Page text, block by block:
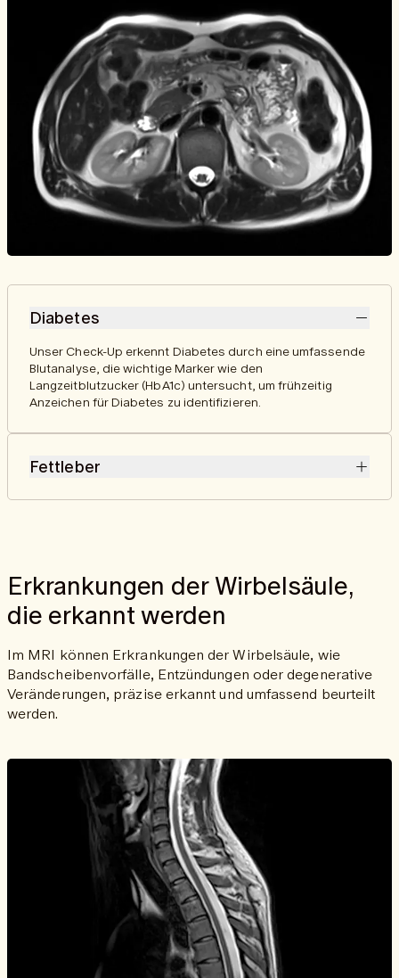
Diabetes
Unser Check-Up erkennt Diabetes durch eine umfassende
Blutanalyse, die wichtige Marker wie den
Langzeitblutzucker (HbA1c) untersucht, um frühzeitig
Anzeichen für Diabetes zu identifizieren.
Fettleber
Unsere Blutanalyse kann Anzeichen einer Fettleber
Erkrankungen der Wirbelsäule,
die erkannt werden
Im MRI können Erkrankungen der Wirbelsäule, wie
Bandscheibenvorfälle, Entzündungen oder degenerative
Veränderungen, präzise erkannt und umfassend beurteilt
werden.